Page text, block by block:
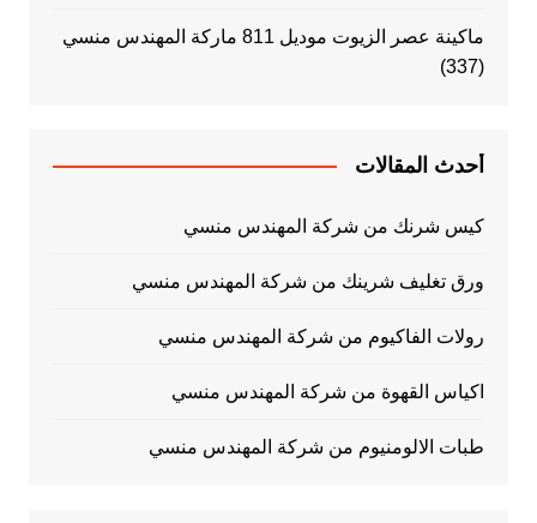
ماكينة عصر الزيوت موديل 811 ماركة المهندس منسي
(337)
أحدث المقالات
كيس شرنك من شركة المهندس منسي
ورق تغليف شرينك من شركة المهندس منسي
رولات الفاكيوم من شركة المهندس منسي
اكياس القهوة من شركة المهندس منسي
طبات الالومنيوم من شركة المهندس منسي